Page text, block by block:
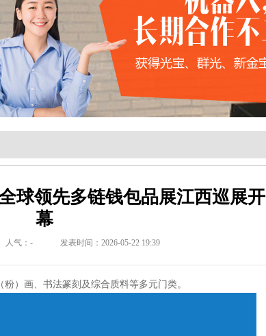
球领先多链钱包品展江西巡展开
幕
人气： - 发表时间：2026-05-22 19:39
）画、书法篆刻及综合质料等多元门类。